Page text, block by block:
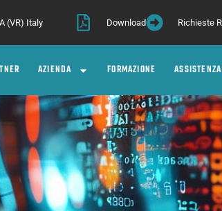
(VR) Italy Download Richieste
AZIENDA FORMAZIONE ASSISTENZA